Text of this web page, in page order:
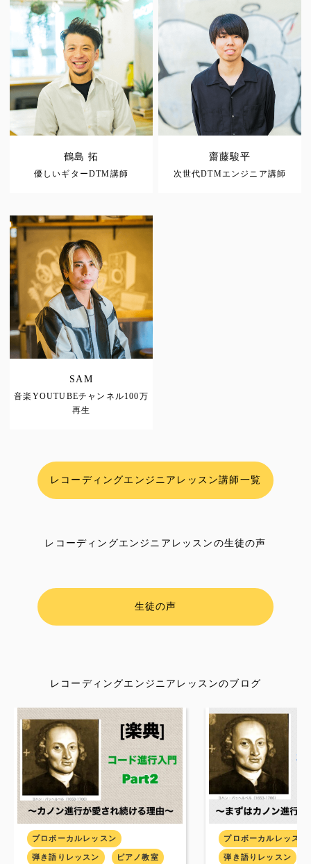
鶴島 拓
優しいギターDTM講師
齋藤駿平
次世代DTMエンジニア講師
SAM
音楽YOUTUBEチャンネル100万
再生
レコーディングエンジニアレッスン講師一覧
レコーディングエンジニアレッスンの生徒の声
生徒の声
レコーディングエンジニアレッスンのブログ
プロボーカルレッスン
弾き語りレッスン ピアノ教室
プロボーカルレッスン
弾き語りレッスン